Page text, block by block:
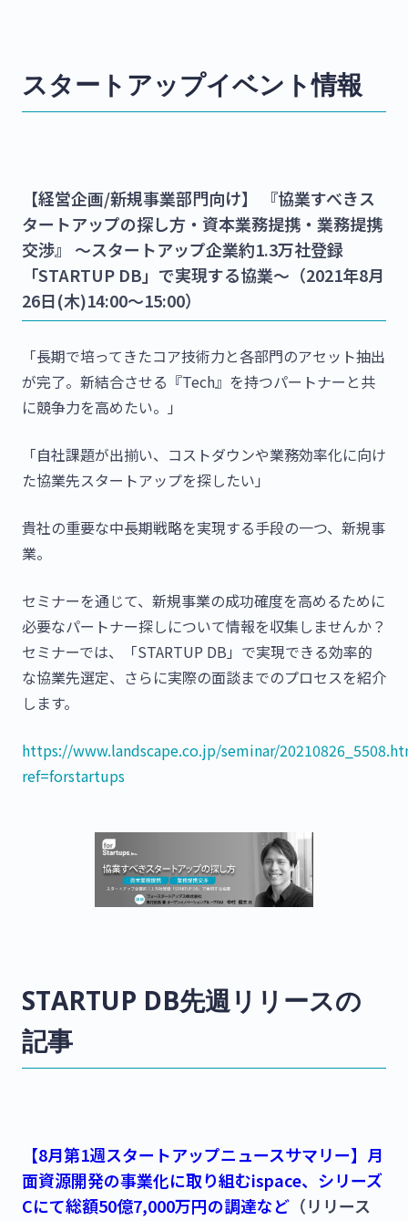
スタートアップイベント情報
【経営企画/新規事業部門向け】 『協業すべきス
タートアップの探し方・資本業務提携・業務提携
交渉』 〜スタートアップ企業約1.3万社登録
「STARTUP DB」で実現する協業〜（2021年8月
26日(木)14:00～15:00）
「長期で培ってきたコア技術力と各部門のアセット抽出
が完了。新結合させる『Tech』を持つパートナーと共
に競争力を高めたい。」
「自社課題が出揃い、コストダウンや業務効率化に向け
た協業先スタートアップを探したい」
貴社の重要な中長期戦略を実現する手段の一つ、新規事
業。
セミナーを通じて、新規事業の成功確度を高めるために
必要なパートナー探しについて情報を収集しませんか？
セミナーでは、「STARTUP DB」で実現できる効率的
な協業先選定、さらに実際の面談までのプロセスを紹介
します。
https://www.landscape.co.jp/seminar/
ref=forstartups
STARTUP DB先週リリースの
記事
【8月第1週スタートアップニュースサマリー】月
面資源開発の事業化に取り組むispace、シリーズ
Cにて総額50億7,000万円の調達など （リリース